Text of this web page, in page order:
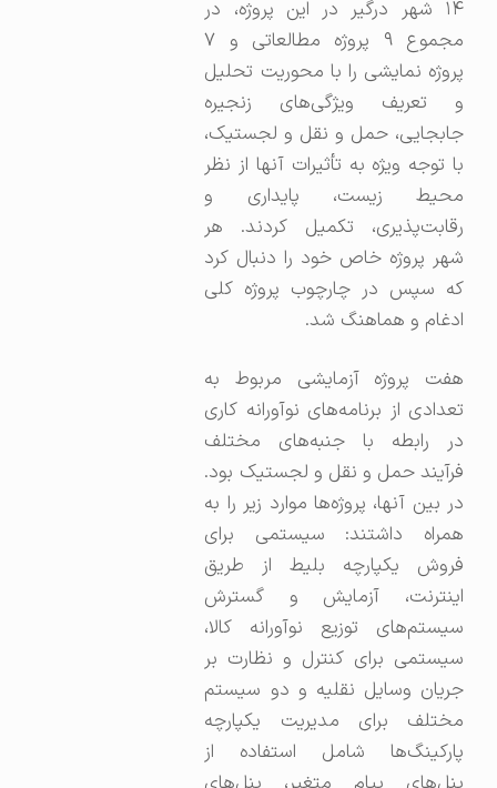
۱۴ شهر درگیر در این پروژه، در
پروژه نمایشی را با محوریت تحلیل
و تعریف ویژگی‌های زنجیره
جابجایی، حمل و نقل و لجستیک،
با توجه ویژه به تأثیرات آنها از نظر
محیط زیست، پایداری و
رقابت‌پذیری، تکمیل کردند. هر
شهر پروژه خاص خود را دنبال کرد
که سپس در چارچوب پروژه کلی
ادغام و هماهنگ شد.
هفت پروژه آزمایشی مربوط به
تعدادی از برنامه‌های نوآورانه کاری
در رابطه با جنبه‌های مختلف
فرآیند حمل و نقل و لجستیک بود.
در بین آنها، پروژه‌ها موارد زیر را به
همراه داشتند: سیستمی برای
فروش یکپارچه بلیط از طریق
اینترنت، آزمایش و گسترش
سیستم‌های توزیع نوآورانه کالا،
سیستمی برای کنترل و نظارت بر
جریان وسایل نقلیه و دو سیستم
مختلف برای مدیریت یکپارچه
پارکینگ‌ها شامل استفاده از